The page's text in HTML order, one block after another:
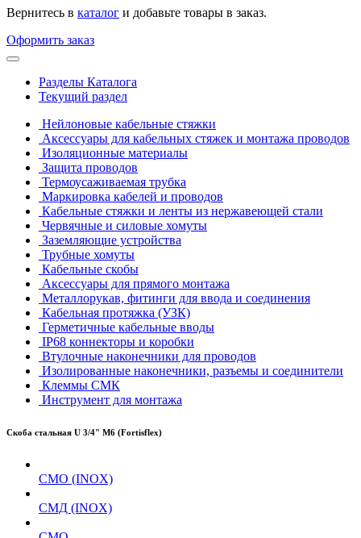
Вернитесь в каталог и добавьте товары в заказ.
Оформить заказ
Разделы Каталога
Текущий раздел
Нейлоновые кабельные стяжки
Аксессуары для кабельных стяжек и монтажа проводов
Изоляционные материалы
Защита проводов
Термоусаживаемая трубка
Маркировка кабелей и проводов
Кабельные стяжки и ленты из нержавеющей стали
Червячные и силовые хомуты
Заземляющие устройства
Трубные хомуты
Кабельные скобы
Аксессуары для прямого монтажа
Металлорукав, фитинги для ввода и соединения
Кабельная протяжка (УЗК)
Герметичные кабельные вводы
IP68 коннекторы и коробки
Втулочные наконечники для проводов
Изолированные наконечники, разъемы и соединители
Клеммы СМК
Инструмент для монтажа
Скоба стальная U 3/4" М6 (Fortisflex)
СМО (INOX)
СМД (INOX)